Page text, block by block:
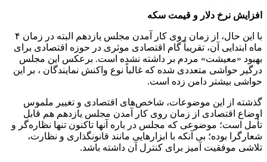
افزایش نرخ دلار و قیمت سکه
با این حال، از زمان روی کار آمدن مجلس یازدهم البته در زمان ۴
ماه ابتدایی آن، تقریباً گام اقتصادی موثری در حوزه اقتصادی برای
بهبود «معیشت» مردم بر داشته نشده است. برعکس این مجلس
درگیر حواشی متعددی شده که غالباً نوع واکنش نمایندگان ، بر این
حواشی بیشتر دامن زده است.
گذشته از این موضوعات، شاخص‌های اقتصادی و تغییر ملموس
اوضاع اقتصادی از زمان روی کار آمدن مجلس یازدهم هم قابل
تأمل است؛ موضوعی که مجلس در باره آنها تاکنون تنها نظاره‌گر و
شعارگرا بوده؛ بی آنکه با ابزار‌هایی مانند قانونگذاری و نظارت،
تلاشی موفقیت آمیز برای کنترل آن داشته باشد.